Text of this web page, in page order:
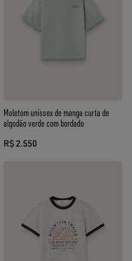
Moletom unissex de manga curta de
algodão verde com bordado
R$ 2.550